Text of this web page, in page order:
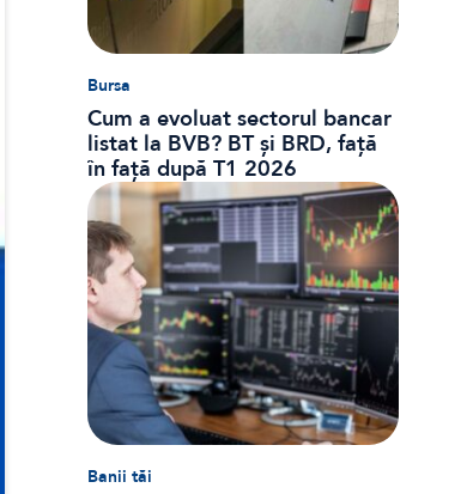
Bursa
Cum a evoluat sectorul bancar
listat la BVB? BT și BRD, față
în față după T1 2026
Banii tăi